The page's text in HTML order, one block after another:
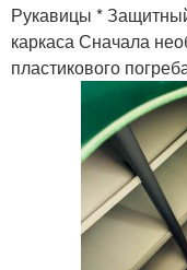
Рукавицы *
каркаса Сначала
пластикового